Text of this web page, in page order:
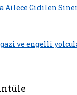
Ailece Gidilen
ve engelli